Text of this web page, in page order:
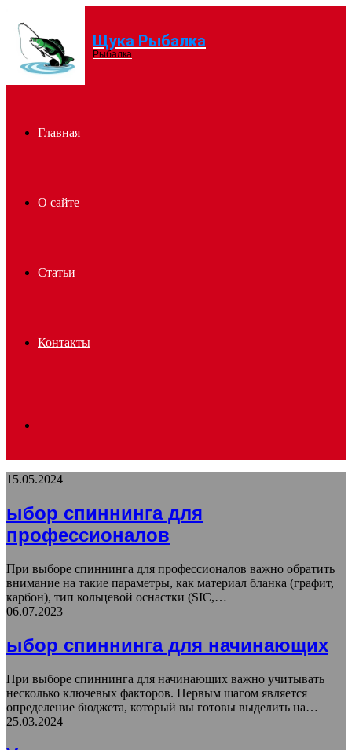
Menu Щука Рыбалка
Рыбалка
Главная
О сайте
Статьи
Контакты
15.05.2024
ыбор спиннинга для
профессионалов
При выборе спиннинга для профессионалов важно обратить
внимание на такие параметры, как материал бланка (графит,
карбон), тип кольцевой оснастки (SIC,…
06.07.2023
ыбор спиннинга для начинающих
При выборе спиннинга для начинающих важно учитывать
несколько ключевых факторов. Первым шагом является
определение бюджета, который вы готовы выделить на…
25.03.2024